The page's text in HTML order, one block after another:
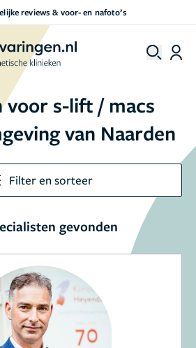
reviews & voor- en nafoto’s
voor s-lift / macs
van Naarden
Filter en sorteer
gevonden